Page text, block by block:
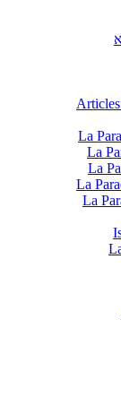
La
La
La
La
La